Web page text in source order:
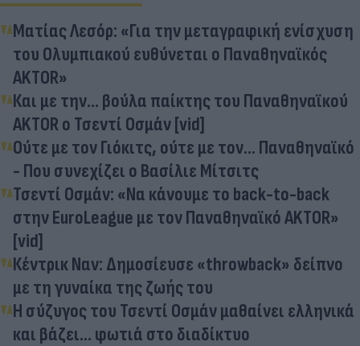
Ματίας Λεσόρ: «Για την μεταγραφική ενίσχυση
του Ολυμπιακού ευθύνεται ο Παναθηναϊκός
AKTOR»
Και με την... βούλα παίκτης του Παναθηναϊκού
AKTOR ο Τσεντί Οσμάν [vid]
Ούτε με τον Γιόκιτς, ούτε με τον... Παναθηναϊκό
- Που συνεχίζει ο Βασίλιε Μίτσιτς
Τσεντί Οσμάν: «Nα κάνουμε το back-to-back
στην EuroLeague με τον Παναθηναϊκό AKTOR»
[vid]
Κέντρικ Ναν: Δημοσίευσε «throwback» δείπνο
με τη γυναίκα της ζωής του
Η σύζυγος του Τσεντί Οσμάν μαθαίνει ελληνικά
και βάζει... φωτιά στο διαδίκτυο